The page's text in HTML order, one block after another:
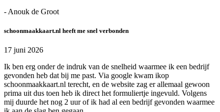
- Anouk de Groot
schoonmaakkaart.nl heeft me snel verbonden
17 juni 2026
Ik ben erg onder de indruk van de snelheid waarmee ik een bedrijf
gevonden heb dat bij me past. Via google kwam ikop
schoonmaakkaart.nl terecht, en de website zag er allemaal gewoon
prima uit dus toen heb ik direct het formuliertje ingevuld. Volgens
mij duurde het nog 2 uur of ik had al een bedrijf gevonden waarmee